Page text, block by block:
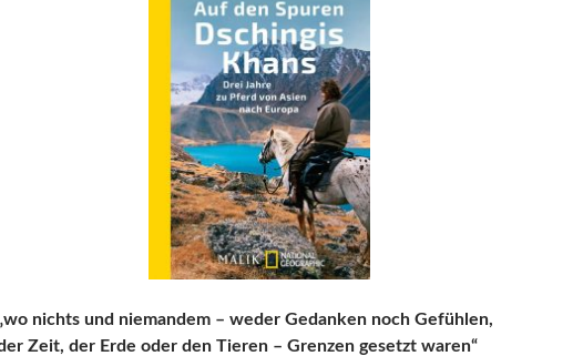
nichts und niemandem – weder Gedanken noch Gefühlen,
Zeit, der Erde oder den Tieren – Grenzen gesetzt waren“